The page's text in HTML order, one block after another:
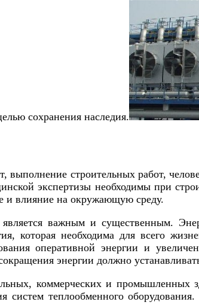
сохранения наследия.
выполнение строительных работ,
экспертизы необходимы при
и влияние на окружающую среду.
важным и существенным.
которая необходима для всего
оперативной энергии и
энергии должно
коммерческих и промышленных
систем теплообменного